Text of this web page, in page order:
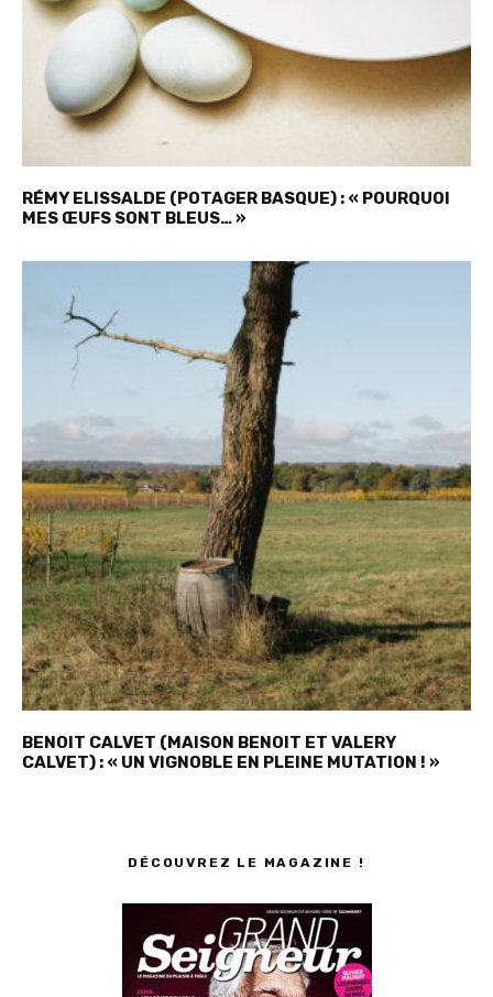
RÉMY ELISSALDE (POTAGER BASQUE) : « POURQUOI
MES ŒUFS SONT BLEUS… »
BENOIT CALVET (MAISON BENOIT ET VALERY
CALVET) : « UN VIGNOBLE EN PLEINE MUTATION ! »
DÉCOUVREZ LE MAGAZINE !